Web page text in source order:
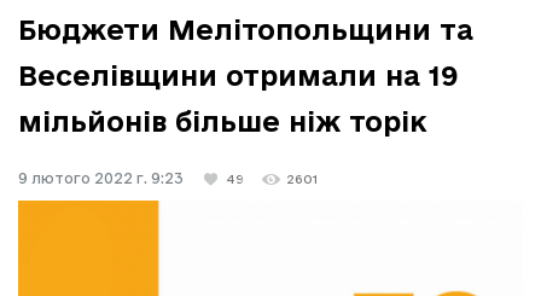
Бюджети Мелітопольщини та
Веселівщини отримали на 19
мільйонів більше ніж торік
9 лютого 2022 г. 9:23 49 2601